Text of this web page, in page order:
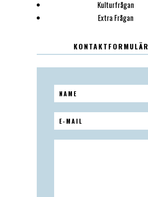
Kulturfrågan
Extra Frågan
KONTAKTFORMULÄR